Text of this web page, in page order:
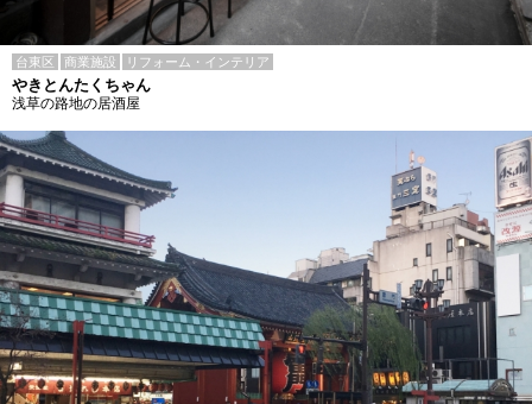
台東区 商業施設 リフォーム・インテリア
やきとんたくちゃん
浅草の路地の居酒屋